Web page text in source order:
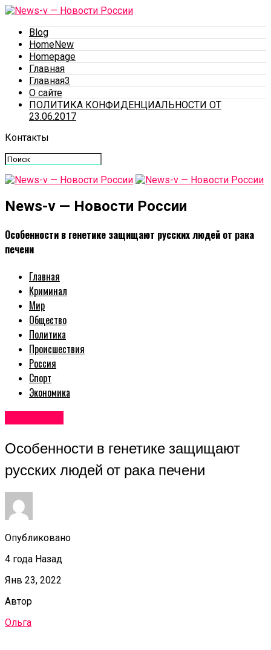
Blog
HomeNew
Homepage
Главная
Главная3
О сайте
ПОЛИТИКА КОНФИДЕНЦИАЛЬНОСТИ ОТ
23.06.2017
Контакты
News-v — Новости России
Особенности в генетике защищают русских людей от рака
печени
Главная
Криминал
Мир
Общество
Политика
Происшествия
Россия
Спорт
Экономика
Особенности в генетике защищают
русских людей от рака печени
Опубликовано
4 года Назад
Янв 23, 2022
Автор
Ольга